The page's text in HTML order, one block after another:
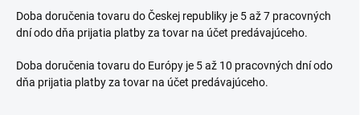
Doba doručenia tovaru do Českej republiky je 5 až 7 pracovných
dní odo dňa prijatia platby za tovar na účet predávajúceho.
Doba doručenia tovaru do Európy je 5 až 10 pracovných dní odo
dňa prijatia platby za tovar na účet predávajúceho.